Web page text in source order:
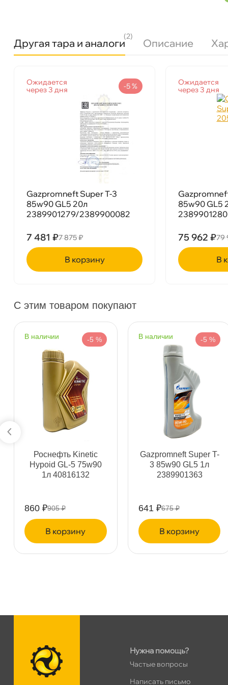
Другая тара и аналоги
(2)
Описание
Gazpromneft Super T-3
85w90 GL5 20л
2389901279/2389900082
Ожидается
через 3 дня
7 481 ₽
-5 %
7 875 ₽
корзину
85w90 GL5
2389901280
Ожидается
через 3 дня
75 962 ₽79
Бренд
Газпромнефть
Тип масла
Минеральное
API GL5
5л
2389906557
МКПП, Мосты, Дифференциалы
С этим товаром покупают
наличии -5 %
Роснефть Kinetic
Hypoid GL-5 75w90
1л 40816132
860 ₽905 ₽
корзину
наличии -5 %
Gazpromneft Super T-
3 85w90 GL5 1л
2389901363
641 ₽675 ₽
корзину
Бесплатная
Самовывоз
ул. Салова, д. 30
1
Пн-Пт09.30 - 19.00Сб-Вс
10.00 - 19.00
Пн–Вс10:00 – 21:00
н. Обводного канала 115
Пн–Вс10:00 – 21:00
Сегодня, бесплатно
пр.Науки 10к1 (2 этаж)
ПН–ВС10:00 – 21:00
Сегодня, бесплатно
Ленинский пр. 92 к.1
ПН–ВС
Дунайский 27к1Б
Таллинское ш. 159 (Лента)
0
ПН–ВС10:00 – 21:00
Сегодня, бесплатно
Сегодня, бесплатно
Нужна помощь?
Частые вопросы
Написать письмо